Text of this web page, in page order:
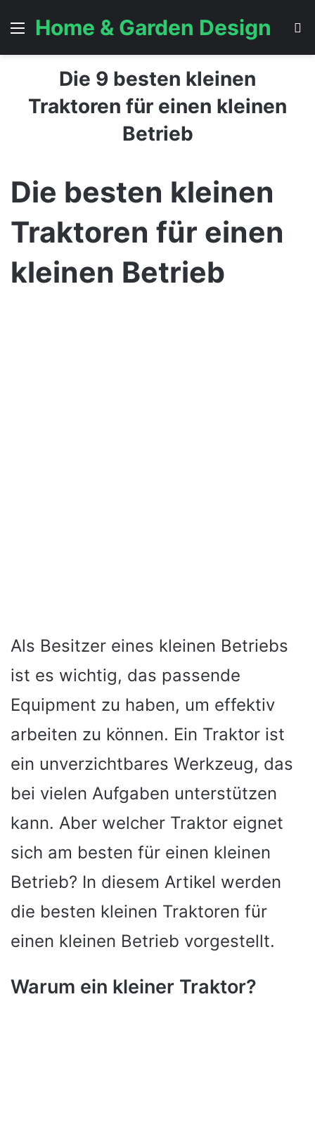
Menü
Home & Garden Design
Die 9 besten kleinen
Traktoren für einen kleinen
Betrieb
Die besten kleinen
Traktoren für einen
kleinen Betrieb
Als Besitzer eines kleinen Betriebs
ist es wichtig, das passende
Equipment zu haben, um effektiv
arbeiten zu können. Ein Traktor ist
ein unverzichtbares Werkzeug, das
bei vielen Aufgaben unterstützen
kann. Aber welcher Traktor eignet
sich am besten für einen kleinen
Betrieb? In diesem Artikel werden
die besten kleinen Traktoren für
einen kleinen Betrieb vorgestellt.
Warum ein kleiner Traktor?